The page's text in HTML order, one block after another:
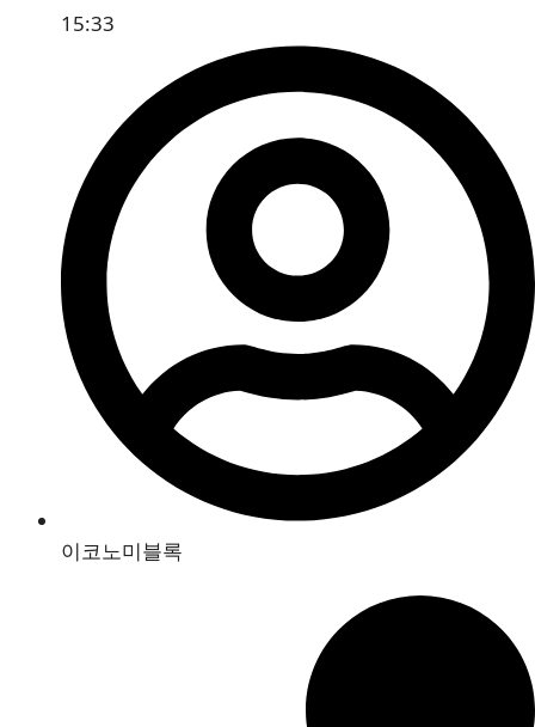
15:33
이코노미블록